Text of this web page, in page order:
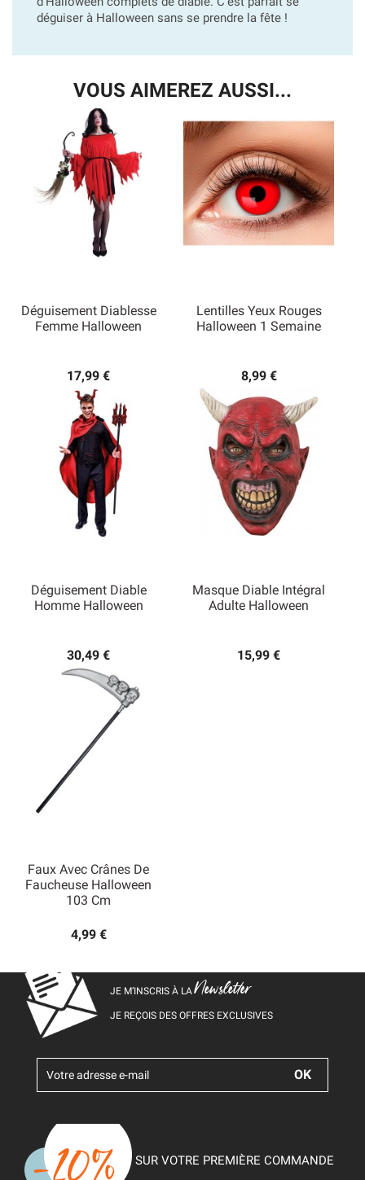
déguiser à Halloween sans se prendre la fête !
VOUS AIMEREZ AUSSI...
Déguisement Diablesse
Femme Halloween
17,99 €
Lentilles Yeux Rouges
Halloween 1 Semaine
8,99 €
Déguisement Diable
Homme Halloween
30,49 €
Masque Diable Intégral
Adulte Halloween
15,99 €
Faux Avec Crânes De
Faucheuse Halloween
103 Cm
4,99 €
JE M’INSCRIS À LANewsletter
JE REÇOIS DES OFFRES EXCLUSIVES
SUR VOTRE PREMIÈRE COMMANDE